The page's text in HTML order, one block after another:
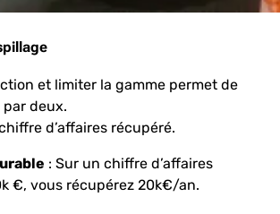
et limiter la gamme permet de
deux.
d’affaires récupéré.
: Sur un chiffre d’affaires
€, vous récupérez 20k€/an.